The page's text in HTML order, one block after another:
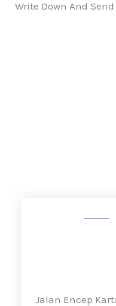
Write Down And Send
Jalan Encep